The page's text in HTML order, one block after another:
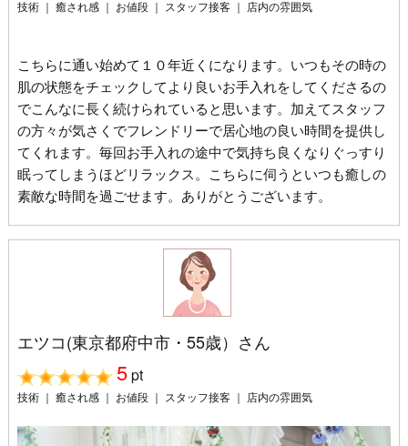
技術 ｜ 癒され感 ｜ お値段 ｜ スタッフ接客 ｜ 店内の雰囲気
こちらに通い始めて１０年近くになります。いつもその時の
肌の状態をチェックしてより良いお手入れをしてくださるの
でこんなに長く続けられていると思います。加えてスタッフ
の方々が気さくでフレンドリーで居心地の良い時間を提供し
てくれます。毎回お手入れの途中で気持ち良くなりぐっすり
眠ってしまうほどリラックス。こちらに伺うといつも癒しの
素敵な時間を過ごせます。ありがとうございます。
エツコ(東京都府中市・55歳）さん
5pt
技術 ｜ 癒され感 ｜ お値段 ｜ スタッフ接客 ｜ 店内の雰囲気